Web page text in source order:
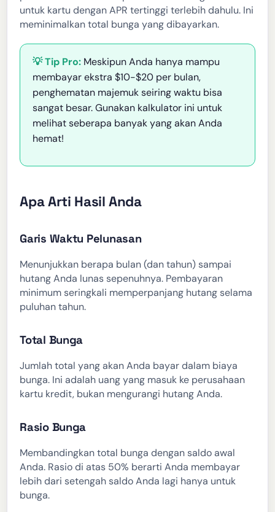
untuk kartu dengan APR tertinggi terlebih dahulu. Ini
meminimalkan total bunga yang dibayarkan.
💡 Tip Pro: Meskipun Anda hanya mampu
membayar ekstra $10-$20 per bulan,
penghematan majemuk seiring waktu bisa
sangat besar. Gunakan kalkulator ini untuk
melihat seberapa banyak yang akan Anda
hemat!
Apa Arti Hasil Anda
Garis Waktu Pelunasan
Menunjukkan berapa bulan (dan tahun) sampai
hutang Anda lunas sepenuhnya. Pembayaran
minimum seringkali memperpanjang hutang selama
puluhan tahun.
Total Bunga
Jumlah total yang akan Anda bayar dalam biaya
bunga. Ini adalah uang yang masuk ke perusahaan
kartu kredit, bukan mengurangi hutang Anda.
Rasio Bunga
Membandingkan total bunga dengan saldo awal
Anda. Rasio di atas 50% berarti Anda membayar
lebih dari setengah saldo Anda lagi hanya untuk
bunga.